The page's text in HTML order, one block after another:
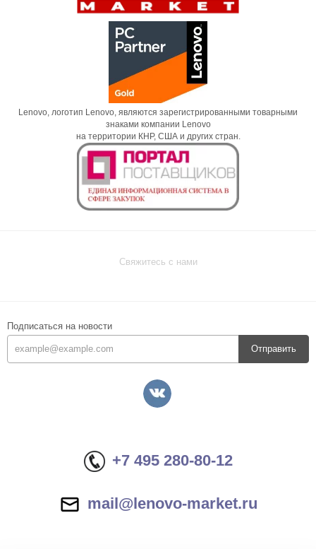
Lenovo, логотип Lenovo, являются зарегистрированными товарными
знаками компании Lenovo
на территории КНР, США и других стран.
Свяжитесь с нами
Подписаться на новости
Отправить
+7 495 280-80-12
mail@lenovo-market.ru